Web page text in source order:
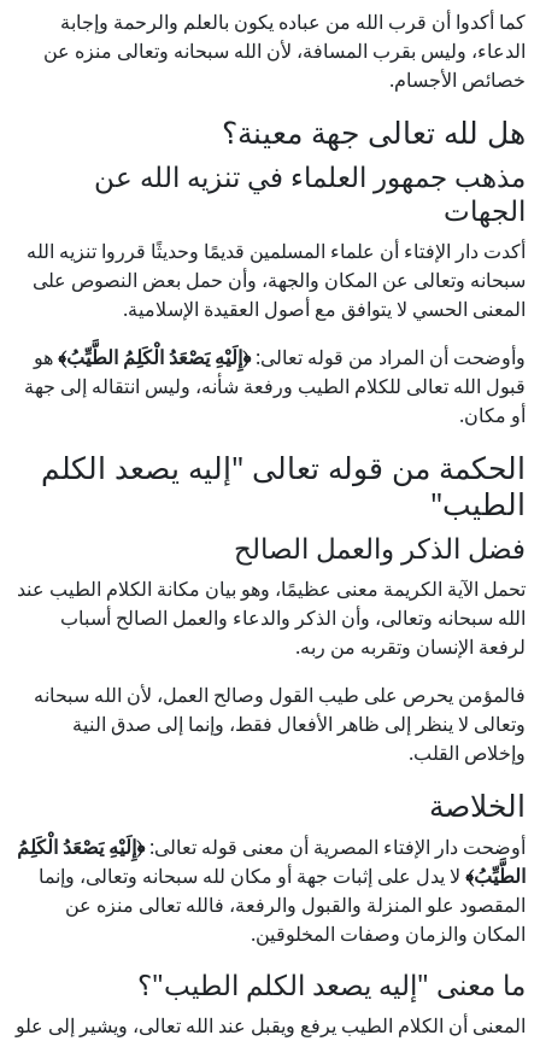
كما أكدوا أن قرب الله من عباده يكون بالعلم والرحمة وإجابة
الدعاء، وليس بقرب المسافة، لأن الله سبحانه وتعالى منزه عن
خصائص الأجسام.
هل لله تعالى جهة معينة؟
مذهب جمهور العلماء في تنزيه الله عن
الجهات
أكدت دار الإفتاء أن علماء المسلمين قديمًا وحديثًا قرروا تنزيه الله
سبحانه وتعالى عن المكان والجهة، وأن حمل بعض النصوص على
المعنى الحسي لا يتوافق مع أصول العقيدة الإسلامية.
وأوضحت أن المراد من قوله تعالى:﴿إِلَيْهِ يَصْعَدُ الْكَلِمُ الطَّيِّبُ﴾هو
قبول الله تعالى للكلام الطيب ورفعة شأنه، وليس انتقاله إلى جهة
أو مكان.
الحكمة من قوله تعالى "إليه يصعد الكلم
الطيب"
فضل الذكر والعمل الصالح
تحمل الآية الكريمة معنى عظيمًا، وهو بيان مكانة الكلام الطيب عند
الله سبحانه وتعالى، وأن الذكر والدعاء والعمل الصالح أسباب
لرفعة الإنسان وتقربه من ربه.
فالمؤمن يحرص على طيب القول وصالح العمل، لأن الله سبحانه
وتعالى لا ينظر إلى ظاهر الأفعال فقط، وإنما إلى صدق النية
وإخلاص القلب.
الخلاصة
أوضحت دار الإفتاء المصرية أن معنى قوله تعالى:﴿إِلَيْهِ يَصْعَدُ الْكَلِمُ
الطَّيِّبُ﴾ لا يدل على إثبات جهة أو مكان لله سبحانه وتعالى، وإنما
المقصود علو المنزلة والقبول والرفعة، فالله تعالى منزه عن
المكان والزمان وصفات المخلوقين.
ما معنى "إليه يصعد الكلم الطيب"؟
المعنى أن الكلام الطيب يرفع ويقبل عند الله تعالى، ويشير إلى علو